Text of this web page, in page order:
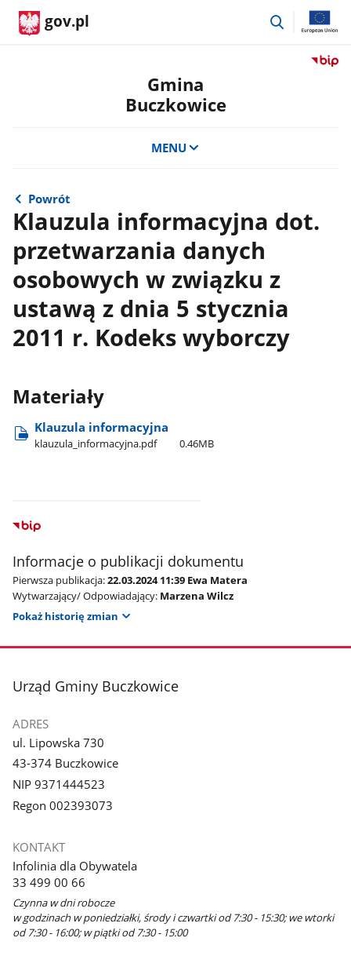
gov.pl
przejdź
Przejdź
Gmina
Buczkowice
MENU
Powrót
Klauzula informacyjna dot.
przetwarzania danych
osobowych w związku z
ustawą z dnia 5 stycznia
2011 r. Kodeks wyborczy
Materiały
Klauzula informacyjna
klauzula​_informacyjna.pdf 0.46MB
Informacje o publikacji dokumentu
Pierwsza publikacja:22.03.2024 11:39 Ewa Matera
Wytwarzający/ Odpowiadający: Marzena Wilcz
Pokaż historię zmian
stopka
Urząd Gminy Buczkowice
ADRES
ul. Lipowska 730
43-374 Buczkowice
NIP 9371444523
Regon 002393073
KONTAKT
Infolinia dla Obywatela
33 499 00 66
Czynna w dni robocze
w godzinach w poniedziałki, środy i czwartki od 7:30 - 15:30; we wtorki
od 7:30 - 16:00; w piątki od 7:30 - 15:00